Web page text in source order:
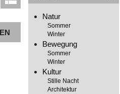
Natur
Sommer
Winter
Bewegung
Sommer
Winter
Kultur
Stille Nacht
Architektur